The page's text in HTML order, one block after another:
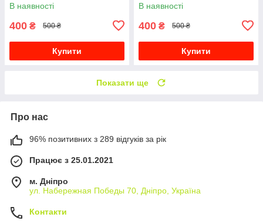
В наявності
400 ₴ 500 ₴
Купити
В наявності
400 ₴ 500 ₴
Купити
Показати ще
Про нас
96% позитивних з 289 відгуків за рік
Працює з 25.01.2021
м. Дніпро
ул. Набережная Победы 70, Дніпро, Україна
Контакти